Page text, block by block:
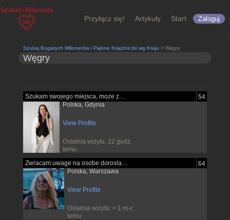
Przyłącz się! Artykuły Start Zaloguj
Szukaj Bogatych Milionerów i Piękne Księżniczki wg Kraju > Węgry
Węgry
54
Szukam swojego miejsca, moze znajde je...
Polska, Gdynia
View Profile
Ostatnia wizyta: 22 godz.
temu
64
Zwracam uwage na osobe dorosla pewna...
Polska, Warszawa
View Profile
Ostatnia wizyta: > 1 m-c
temu